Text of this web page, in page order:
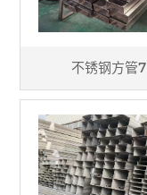
不锈钢方管7